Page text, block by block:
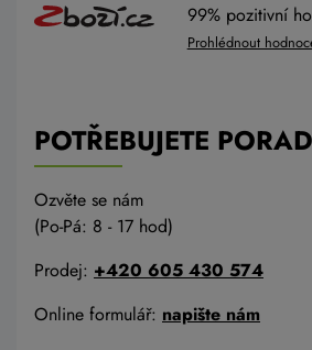
99% pozitivní
Prohlédnout
POTŘEBUJETE
Ozvěte se nám
(Po-Pá: 8 - 17 hod)
Prodej: +420 605 430 574
Online formulář: napište nám